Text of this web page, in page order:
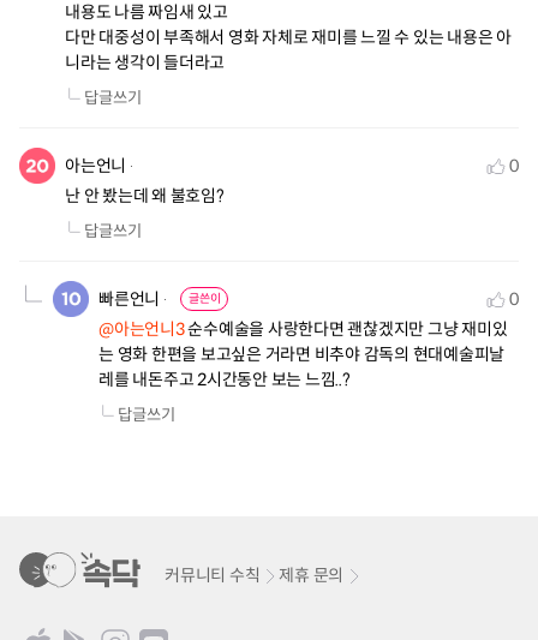
내용도 나름 짜임새 있고
다만 대중성이 부족해서 영화 자체로 재미를 느낄 수 있는 내용은 아
니라는 생각이 들더라고
답글쓰기
아는언니
0
난 안 봤는데 왜 불호임?
답글쓰기
빠른언니 글쓴이
0
@아는언니3 순수예술을 사랑한다면 괜찮겠지만 그냥 재미있
는 영화 한편을 보고싶은 거라면 비추야 감독의 현대예술피날
레를 내돈주고 2시간동안 보는 느낌..?
답글쓰기
커뮤니티 수칙 제휴 문의